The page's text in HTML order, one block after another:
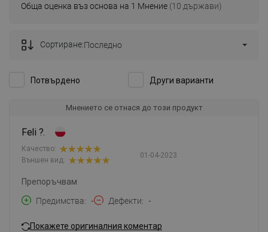
Обща оценка въз основа на 1 Мнение (10 държави)
Потвърдено Други варианти
Сортиране:Последно
Мнението се отнася до този продукт
Feli ?.
01-04-2023
Качество:
Външен вид:
Препоръчвам
Предимства
- Дефекти -
Покажете оригиналния коментар